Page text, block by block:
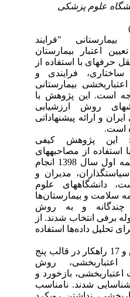
علوم پزشکی
بیمارستانی "فرایند
اعتبار بیمارستان
با استفاده از
فرایندی و
بیمارستانی
است. این پژوهش با
روش ارزشیابی
و ارائه پیشنهاداتی
است.
این پژوهش کیفی
از مصاحبه­های
نیمه ساختار یافته در نیمه اول سال 1398 انجام
از سیاستگذاران، مدیران و
دانشگاه­های علوم
سلامت و بیمارستان‌ها
چندگانه و به روش
برفی انتخاب شدند. از
داده‌ها استفاده
تعداد 27 چالش و 17 راهکار در قالب پنج
روش
بازخورد و
شدند. نامناسب